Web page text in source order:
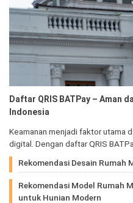
Daftar QRIS BATPay – Aman
Indonesia
Keamanan menjadi faktor utama
digital. Dengan daftar QRIS
Rekomendasi Desain Rumah
Rekomendasi Model Rumah
untuk Hunian Modern